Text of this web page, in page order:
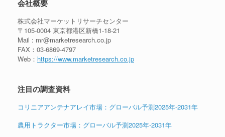
会社概要
株式会社マーケットリサーチセンター
〒105-0004 東京都港区新橋1-18-21
Mail : mr@marketresearch.co.jp
FAX：03-6869-4797
Web： https://www.marketresearch.co.jp
注目の調査資料
コリニアアンテナアレイ市場：グローバル予測2025年-2031年
農用トラクター市場：グローバル予測2025年-2031年